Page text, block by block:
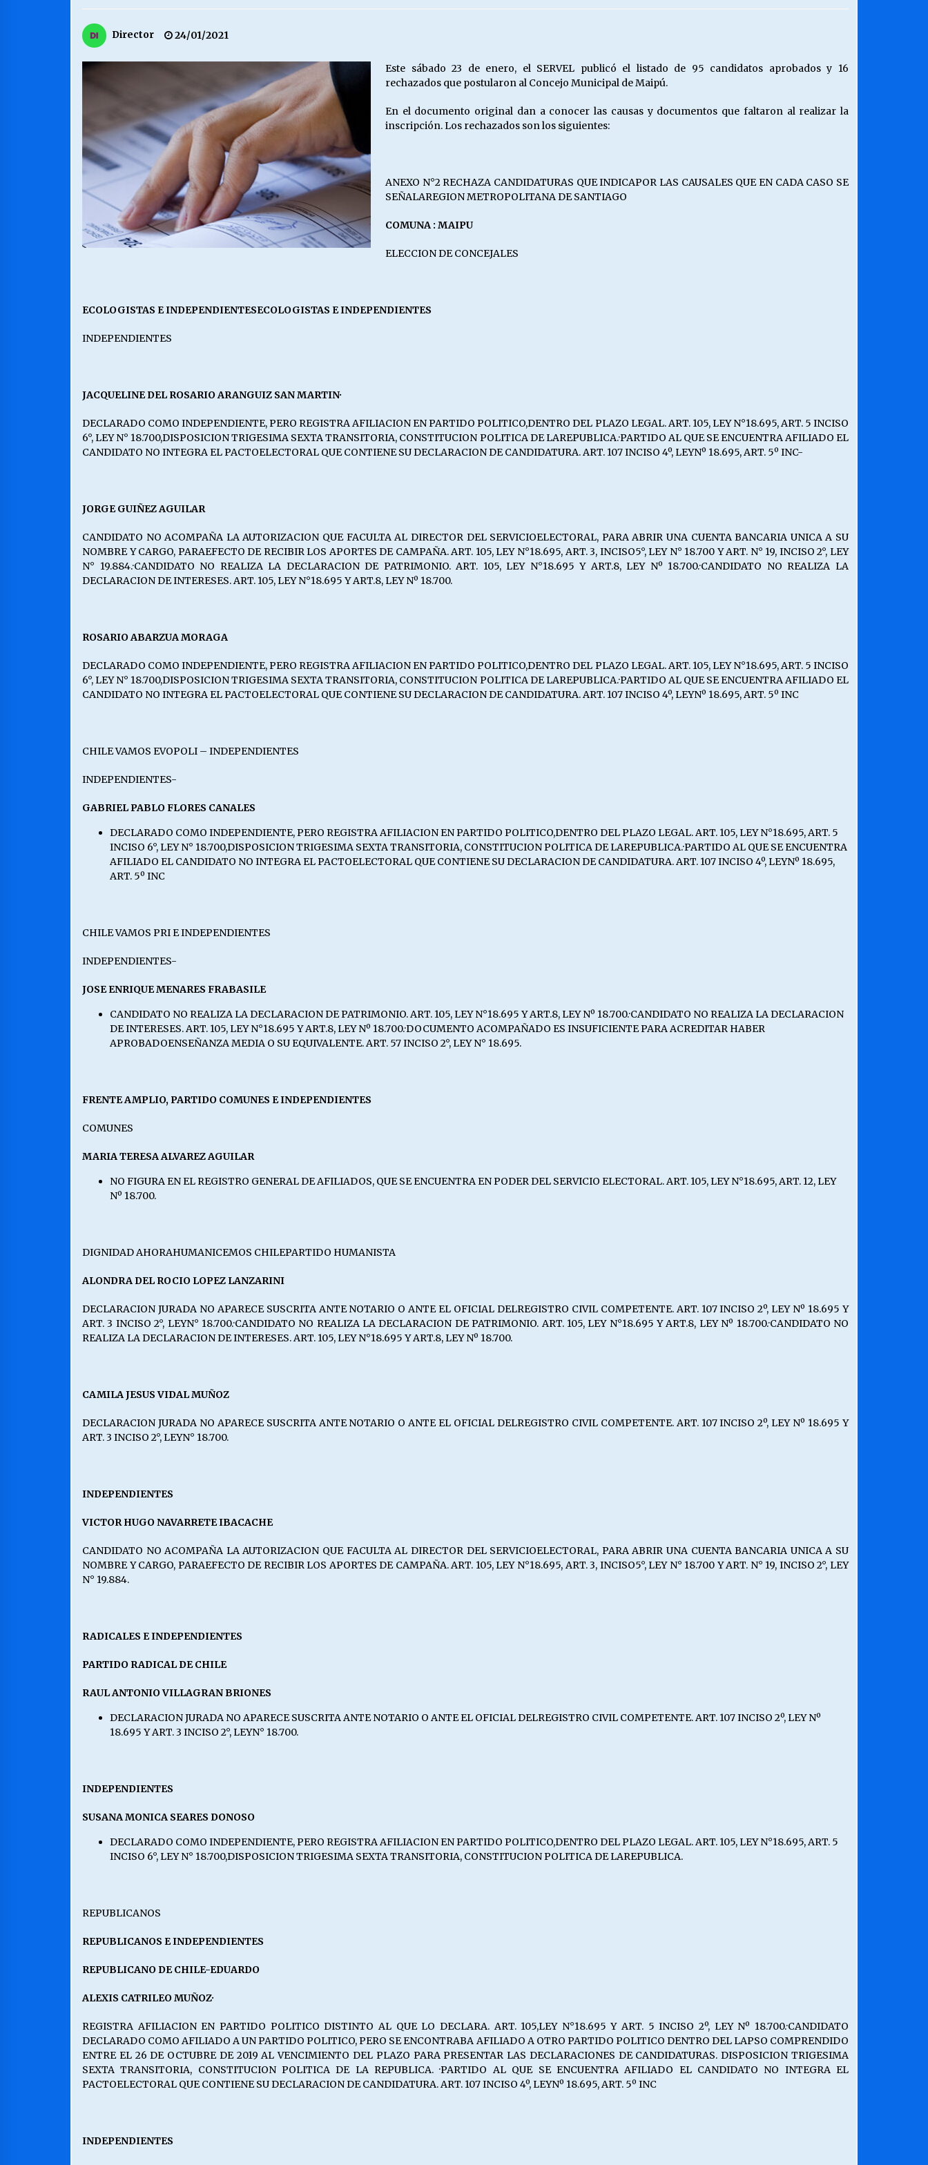
MUNICIPALIDAD, TRABAJADORES,
CLIMA LABORAL:
VOLVER A SER ALTERNATIVA
16/06/2026
28/05/2026 16/05/2026
S.O.S. a los ricos, Save Our Souls
(Salvar Nuestras Almas)
30/04/2026
Director 24/01/2021
Este sábado 23 de enero, el SERVEL publicó el listado de 95 candidatos aprobados y 16
rechazados que postularon al Concejo Municipal de Maipú.
En el documento original dan a conocer las causas y documentos que faltaron al realizar la
inscripción. Los rechazados son los siguientes:
ANEXO N°2 RECHAZA CANDIDATURAS QUE INDICAPOR LAS CAUSALES QUE EN CADA CASO SE
SEÑALAREGION METROPOLITANA DE SANTIAGO
COMUNA : MAIPU
ELECCION DE CONCEJALES
ECOLOGISTAS E INDEPENDIENTESECOLOGISTAS E INDEPENDIENTES
INDEPENDIENTES
JACQUELINE DEL ROSARIO ARANGUIZ SAN MARTIN·
DECLARADO COMO INDEPENDIENTE, PERO REGISTRA AFILIACION EN PARTIDO POLITICO,DENTRO DEL PLAZO LEGAL. ART. 105, LEY N°18.695, ART. 5 INCISO
6°, LEY N° 18.700,DISPOSICION TRIGESIMA SEXTA TRANSITORIA, CONSTITUCION POLITICA DE LAREPUBLICA.·PARTIDO AL QUE SE ENCUENTRA AFILIADO EL
CANDIDATO NO INTEGRA EL PACTOELECTORAL QUE CONTIENE SU DECLARACION DE CANDIDATURA. ART. 107 INCISO 4º, LEYNº 18.695, ART. 5º INC-
JORGE GUIÑEZ AGUILAR
CANDIDATO NO ACOMPAÑA LA AUTORIZACION QUE FACULTA AL DIRECTOR DEL SERVICIOELECTORAL, PARA ABRIR UNA CUENTA BANCARIA UNICA A SU
NOMBRE Y CARGO, PARAEFECTO DE RECIBIR LOS APORTES DE CAMPAÑA. ART. 105, LEY N°18.695, ART. 3, INCISO5°, LEY N° 18.700 Y ART. N° 19, INCISO 2°, LEY
N° 19.884.·CANDIDATO NO REALIZA LA DECLARACION DE PATRIMONIO. ART. 105, LEY N°18.695 Y ART.8, LEY Nº 18.700.·CANDIDATO NO REALIZA LA
DECLARACION DE INTERESES. ART. 105, LEY N°18.695 Y ART.8, LEY Nº 18.700.
ROSARIO ABARZUA MORAGA
DECLARADO COMO INDEPENDIENTE, PERO REGISTRA AFILIACION EN PARTIDO POLITICO,DENTRO DEL PLAZO LEGAL. ART. 105, LEY N°18.695, ART. 5 INCISO
6°, LEY N° 18.700,DISPOSICION TRIGESIMA SEXTA TRANSITORIA, CONSTITUCION POLITICA DE LAREPUBLICA.·PARTIDO AL QUE SE ENCUENTRA AFILIADO EL
CANDIDATO NO INTEGRA EL PACTOELECTORAL QUE CONTIENE SU DECLARACION DE CANDIDATURA. ART. 107 INCISO 4º, LEYNº 18.695, ART. 5º INC
CHILE VAMOS EVOPOLI – INDEPENDIENTES
INDEPENDIENTES-
GABRIEL PABLO FLORES CANALES
DECLARADO COMO INDEPENDIENTE, PERO REGISTRA AFILIACION EN PARTIDO POLITICO,DENTRO DEL PLAZO LEGAL. ART. 105, LEY N°18.695, ART. 5
INCISO 6°, LEY N° 18.700,DISPOSICION TRIGESIMA SEXTA TRANSITORIA, CONSTITUCION POLITICA DE LAREPUBLICA.·PARTIDO AL QUE SE ENCUENTRA
AFILIADO EL CANDIDATO NO INTEGRA EL PACTOELECTORAL QUE CONTIENE SU DECLARACION DE CANDIDATURA. ART. 107 INCISO 4º, LEYNº 18.695,
ART. 5º INC
CHILE VAMOS PRI E INDEPENDIENTES
INDEPENDIENTES-
JOSE ENRIQUE MENARES FRABASILE
CANDIDATO NO REALIZA LA DECLARACION DE PATRIMONIO. ART. 105, LEY N°18.695 Y ART.8, LEY Nº 18.700.·CANDIDATO NO REALIZA LA DECLARACION
DE INTERESES. ART. 105, LEY N°18.695 Y ART.8, LEY Nº 18.700.·DOCUMENTO ACOMPAÑADO ES INSUFICIENTE PARA ACREDITAR HABER
APROBADOENSEÑANZA MEDIA O SU EQUIVALENTE. ART. 57 INCISO 2°, LEY N° 18.695.
FRENTE AMPLIO, PARTIDO COMUNES E INDEPENDIENTES
COMUNES
MARIA TERESA ALVAREZ AGUILAR
NO FIGURA EN EL REGISTRO GENERAL DE AFILIADOS, QUE SE ENCUENTRA EN PODER DEL SERVICIO ELECTORAL. ART. 105, LEY N°18.695, ART. 12, LEY
Nº 18.700.
DIGNIDAD AHORAHUMANICEMOS CHILEPARTIDO HUMANISTA
ALONDRA DEL ROCIO LOPEZ LANZARINI
DECLARACION JURADA NO APARECE SUSCRITA ANTE NOTARIO O ANTE EL OFICIAL DELREGISTRO CIVIL COMPETENTE. ART. 107 INCISO 2º, LEY Nº 18.695 Y
ART. 3 INCISO 2°, LEYN° 18.700.·CANDIDATO NO REALIZA LA DECLARACION DE PATRIMONIO. ART. 105, LEY N°18.695 Y ART.8, LEY Nº 18.700.·CANDIDATO NO
REALIZA LA DECLARACION DE INTERESES. ART. 105, LEY N°18.695 Y ART.8, LEY Nº 18.700.
CAMILA JESUS VIDAL MUÑOZ
DECLARACION JURADA NO APARECE SUSCRITA ANTE NOTARIO O ANTE EL OFICIAL DELREGISTRO CIVIL COMPETENTE. ART. 107 INCISO 2º, LEY Nº 18.695 Y
ART. 3 INCISO 2°, LEYN° 18.700.
INDEPENDIENTES
VICTOR HUGO NAVARRETE IBACACHE
CANDIDATO NO ACOMPAÑA LA AUTORIZACION QUE FACULTA AL DIRECTOR DEL SERVICIOELECTORAL, PARA ABRIR UNA CUENTA BANCARIA UNICA A SU
NOMBRE Y CARGO, PARAEFECTO DE RECIBIR LOS APORTES DE CAMPAÑA. ART. 105, LEY N°18.695, ART. 3, INCISO5°, LEY N° 18.700 Y ART. N° 19, INCISO 2°, LEY
N° 19.884.
RADICALES E INDEPENDIENTES
PARTIDO RADICAL DE CHILE
RAUL ANTONIO VILLAGRAN BRIONES
DECLARACION JURADA NO APARECE SUSCRITA ANTE NOTARIO O ANTE EL OFICIAL DELREGISTRO CIVIL COMPETENTE. ART. 107 INCISO 2º, LEY Nº
18.695 Y ART. 3 INCISO 2°, LEYN° 18.700.
INDEPENDIENTES
SUSANA MONICA SEARES DONOSO
DECLARADO COMO INDEPENDIENTE, PERO REGISTRA AFILIACION EN PARTIDO POLITICO,DENTRO DEL PLAZO LEGAL. ART. 105, LEY N°18.695, ART. 5
INCISO 6°, LEY N° 18.700,DISPOSICION TRIGESIMA SEXTA TRANSITORIA, CONSTITUCION POLITICA DE LAREPUBLICA.
REPUBLICANOS
REPUBLICANOS E INDEPENDIENTES
REPUBLICANO DE CHILE-EDUARDO
ALEXIS CATRILEO MUÑOZ·
REGISTRA AFILIACION EN PARTIDO POLITICO DISTINTO AL QUE LO DECLARA. ART. 105,LEY N°18.695 Y ART. 5 INCISO 2º, LEY Nº 18.700.·CANDIDATO
DECLARADO COMO AFILIADO A UN PARTIDO POLITICO, PERO SE ENCONTRABA AFILIADO A OTRO PARTIDO POLITICO DENTRO DEL LAPSO COMPRENDIDO
ENTRE EL 26 DE OCTUBRE DE 2019 AL VENCIMIENTO DEL PLAZO PARA PRESENTAR LAS DECLARACIONES DE CANDIDATURAS. DISPOSICION TRIGESIMA
SEXTA TRANSITORIA, CONSTITUCION POLITICA DE LA REPUBLICA. ·PARTIDO AL QUE SE ENCUENTRA AFILIADO EL CANDIDATO NO INTEGRA EL
PACTOELECTORAL QUE CONTIENE SU DECLARACION DE CANDIDATURA. ART. 107 INCISO 4º, LEYNº 18.695, ART. 5º INC
INDEPENDIENTES